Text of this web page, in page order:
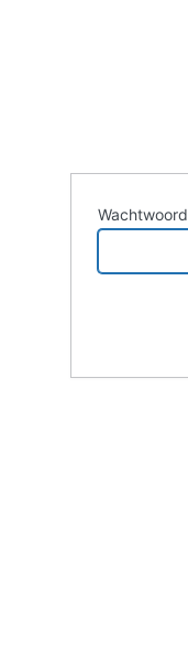
Wachtwoord